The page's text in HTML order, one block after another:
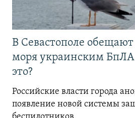
В Севастополе
моря украинским
это?
Российские власти города
появление новой системы